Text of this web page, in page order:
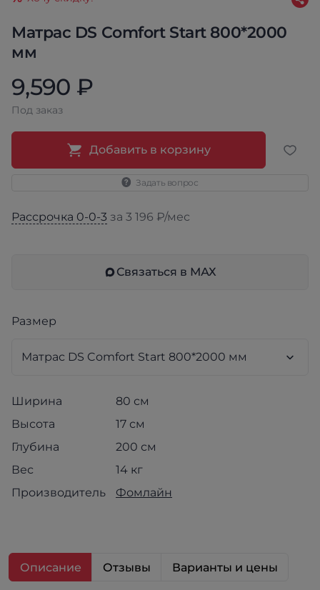
Матрас DS Comfort Start 800*2000
мм
9,590 ₽
Под заказ
Добавить в корзину
Задать вопрос
Рассрочка 0-0-3 за 3 196 ₽/мес
Связаться в МАХ
Размер
Ширина
80 см
Высота
17 см
Глубина
200 см
Вес
14 кг
Производитель
Фомлайн
Описание Отзывы Варианты и цены